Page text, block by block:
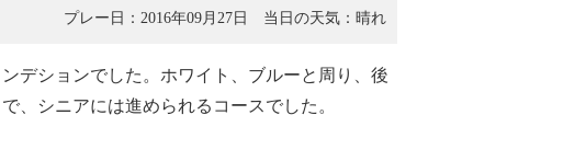
プレー日：2016年09月27日 当日の天気： 晴れ
デションでした。ホワイト、ブルーと周り、後
、シニアには進められるコースでした。